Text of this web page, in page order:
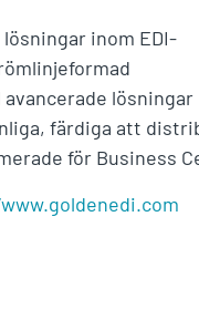
inom EDI-
lösningar
färdiga att
för Business